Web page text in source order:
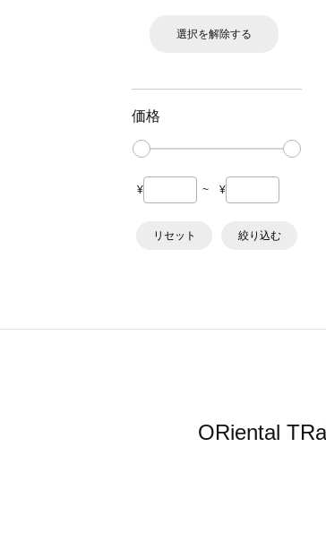
選択を解除する
価格
¥ ~ ¥
リセット 絞り込む
ORiental